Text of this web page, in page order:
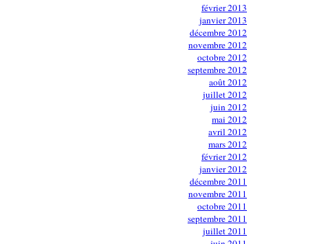
février 2013
janvier 2013
décembre 2012
novembre 2012
octobre 2012
septembre 2012
août 2012
juillet 2012
juin 2012
mai 2012
avril 2012
mars 2012
février 2012
janvier 2012
décembre 2011
novembre 2011
octobre 2011
septembre 2011
juillet 2011